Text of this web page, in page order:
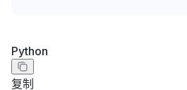
Python
复制